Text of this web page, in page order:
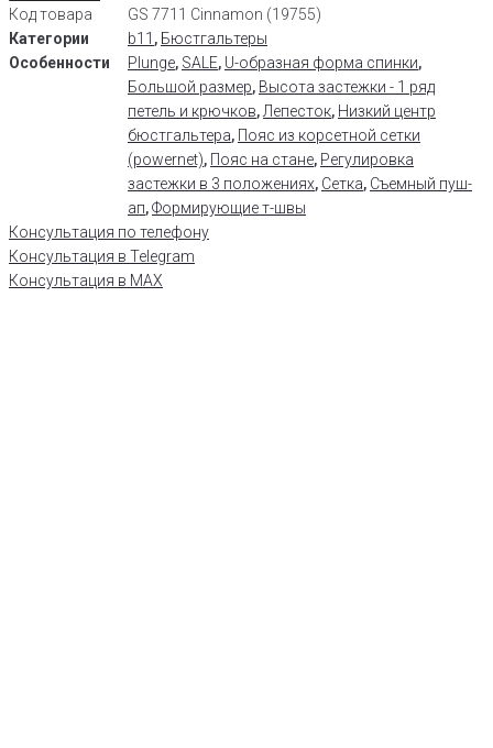
Код товара
GS 7711 Cinnamon (19755)
Категории
b11 , Бюстгальтеры
Особенности
Plunge, SALE, U-образная форма спинки,
Большой размер, Высота застежки - 1 ряд
петель и крючков, Лепесток, Низкий центр
бюстгальтера, Пояс из корсетной сетки
(powernet), Пояс на стане, Регулировка
застежки в 3 положениях, Сетка, Съемный пуш-
ап,Формирующие т-швы
Консультация по телефону
Консультация в Telegram
Консультация в MAX